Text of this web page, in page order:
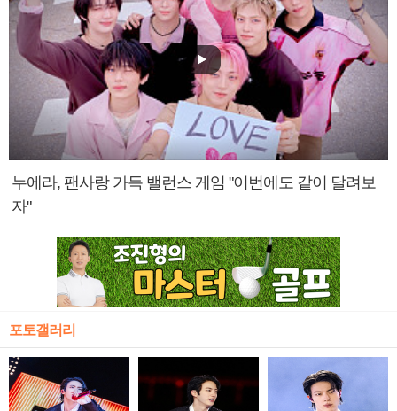
누에라, 팬사랑 가득 밸런스 게임 "이번에도 같이 달려보
자"
포토갤러리